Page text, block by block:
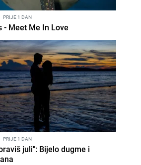
PRIJE 1 DAN
- Meet Me In Love
PRIJE 1 DAN
juli": Bijelo dugme i